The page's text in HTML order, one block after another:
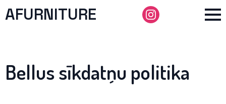
AFURNITURE
Bellus sīkdatņu politika